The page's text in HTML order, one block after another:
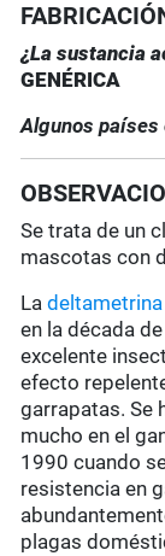
¿La sustancia
GENÉRICA
Algunos países
Se trata de un
mascotas con
Ladeltametrina
en la década
excelente
efecto
garrapatas. Se
mucho en el
1990 cuando
resistencia en
plagas